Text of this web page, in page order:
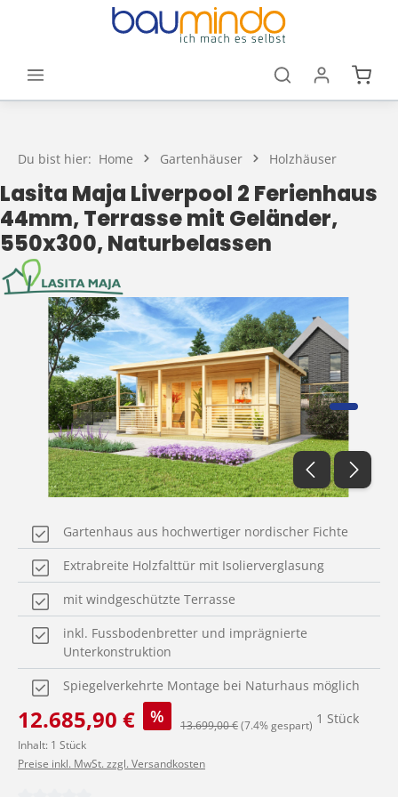
Zum Hauptinhalt springen
Du bist hier: Home Gartenhäuser Holzhäuser
Lasita Maja Liverpool 2 Ferienhaus
44mm, Terrasse mit Geländer,
550x300, Naturbelassen
Bildergalerie überspringen
Gartenhaus aus hochwertiger nordischer Fichte
Extrabreite Holzfalttür mit Isolierverglasung
mit windgeschützte Terrasse
inkl. Fussbodenbretter und imprägnierte
Unterkonstruktion
Spiegelverkehrte Montage bei Naturhaus möglich
Verkaufspreis:
12.685,90 € % Regulärer Preis:
13.699,00 €(7.4% gespart) 1 Stück
Inhalt: 1 Stück
Preise inkl. MwSt. zzgl. Versandkosten